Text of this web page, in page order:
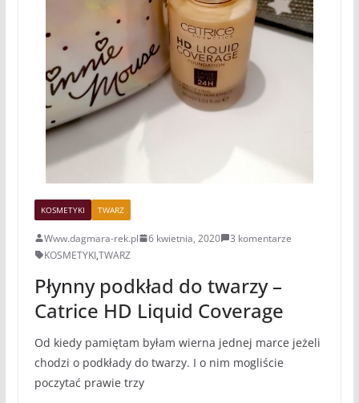
KOSMETYKI TWARZ
Www.dagmara-rek.pl 6 kwietnia, 2020
3 komentarze
KOSMETYKI,TWARZ
Płynny podkład do twarzy –
Catrice HD Liquid Coverage
Od kiedy pamiętam byłam wierna jednej marce jeżeli
chodzi o podkłady do twarzy. I o nim mogliście
poczytać prawie trzy